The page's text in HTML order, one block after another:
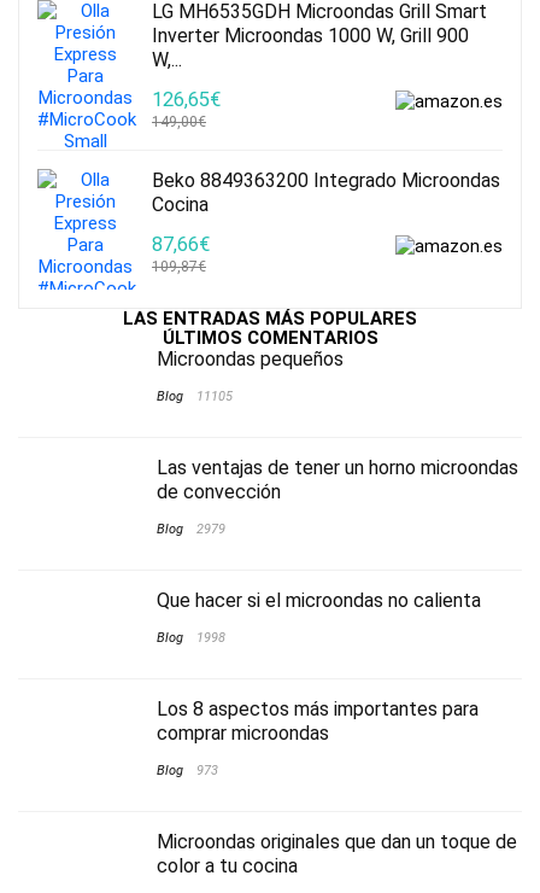
LG MH6535GDH Microondas Grill Smart
Inverter Microondas 1000 W, Grill 900
W,...
126,65€
149,00€
Beko 8849363200 Integrado Microondas
Cocina
87,66€
109,87€
LAS ENTRADAS MÁS POPULARES
ÚLTIMOS COMENTARIOS
Microondas pequeños
Blog 11105
Las ventajas de tener un horno microondas
de convección
Blog 2979
Que hacer si el microondas no calienta
Blog 1998
Los 8 aspectos más importantes para
comprar microondas
Blog 973
Microondas originales que dan un toque de
color a tu cocina